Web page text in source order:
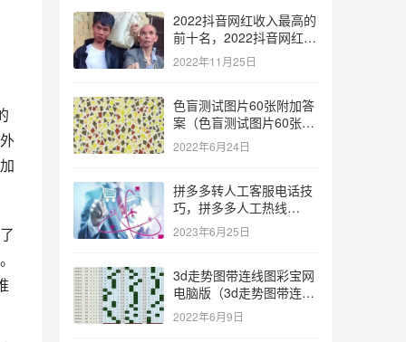
2022抖音网红收入最高的
前十名，2022抖音网红收
入最高的前十名有哪些？
2022年11月25日
色盲测试图片60张附加答
案（色盲测试图片60张复
杂）
2022年6月24日
拼多多转人工客服电话技
巧，拼多多人工热线
9541344？
2023年6月25日
3d走势图带连线图彩宝网
电脑版（3d走势图带连线
图彩宝网手机版）
2022年6月9日